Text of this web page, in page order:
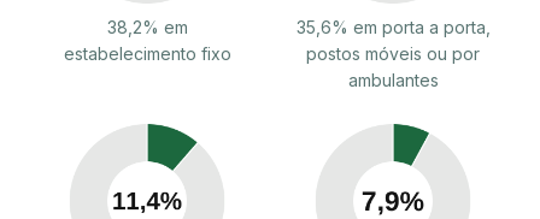
38,2% em
estabelecimento fixo
35,6% em porta a porta,
postos móveis ou por
ambulantes